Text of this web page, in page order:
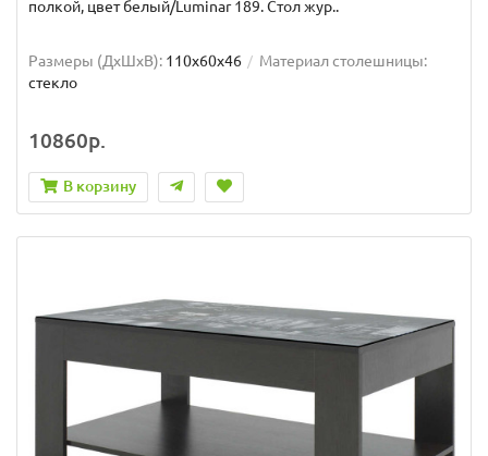
полкой, цвет белый/Luminar 189. Стол жур..
Размеры (ДхШxВ): 110х60х46
Материал столешницы:
стекло
10860р.
В корзину